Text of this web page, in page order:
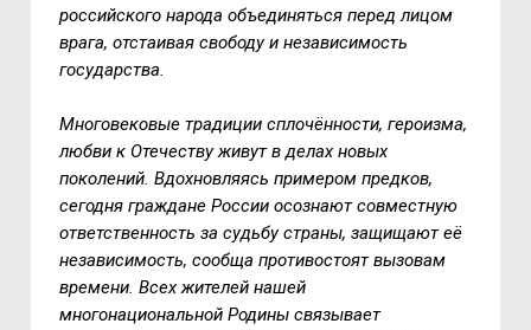
российского народа объединяться перед лицом
врага, отстаивая свободу и независимость
государства.
Многовековые традиции сплочённости, героизма,
любви к Отечеству живут в делах новых
поколений. Вдохновляясь примером предков,
сегодня граждане России осознают совместную
ответственность за судьбу страны, защищают её
независимость, сообща противостоят вызовам
времени. Всех жителей нашей
многонациональной Родины связывает